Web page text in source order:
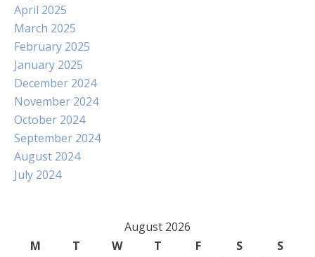
April 2025
March 2025
February 2025
January 2025
December 2024
November 2024
October 2024
September 2024
August 2024
July 2024
August 2026
M
T W T F S
S